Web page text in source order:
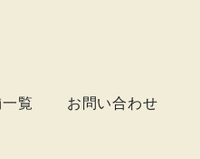
覧 お問い合わせ